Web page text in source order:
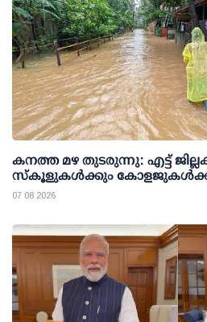
കനത്ത മഴ തുടരുന്നു: എട്ട്
സ്‌കൂളുകള്‍ക്കും
07 08 2026